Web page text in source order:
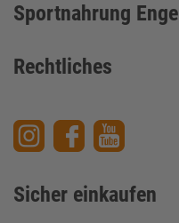
Sportnahrung Engel
Rechtliches
Sicher einkaufen